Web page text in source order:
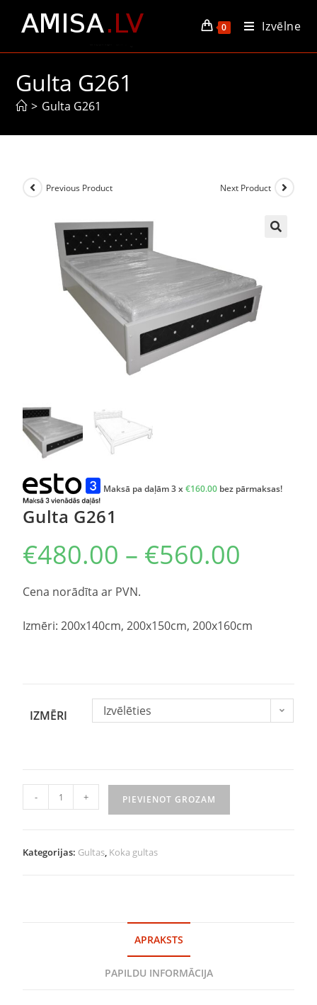
0 Izvēlne
Gulta G261
> Gulta G261
Previous Product Next Product
Maksā pa daļām 3 x€160.00 bez pārmaksas!
Gulta G261
€480.00 – €560.00
Cena norādīta ar PVN.
Izmēri: 200x140cm, 200x150cm, 200x160cm
IZMĒRI Izvēlēties
- + PIEVIENOT GROZAM
Kategorijas: Gultas, Koka gultas
APRAKSTS
PAPILDU INFORMĀCIJA